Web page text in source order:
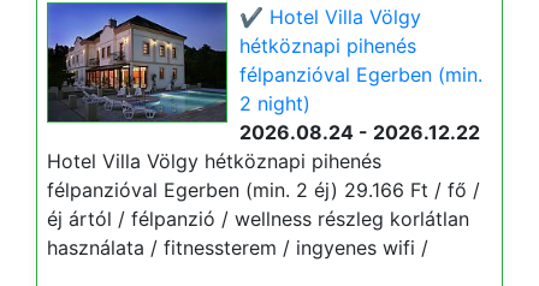
✔️ Hotel Villa Völgy
hétköznapi pihenés
félpanzióval Egerben (min.
2 night)
2026.08.24 - 2026.12.22
Hotel Villa Völgy hétköznapi pihenés
félpanzióval Egerben (min. 2 éj) 29.166 Ft / fő /
éj ártól / félpanzió / wellness részleg korlátlan
használata / fitnessterem / ingyenes wifi /